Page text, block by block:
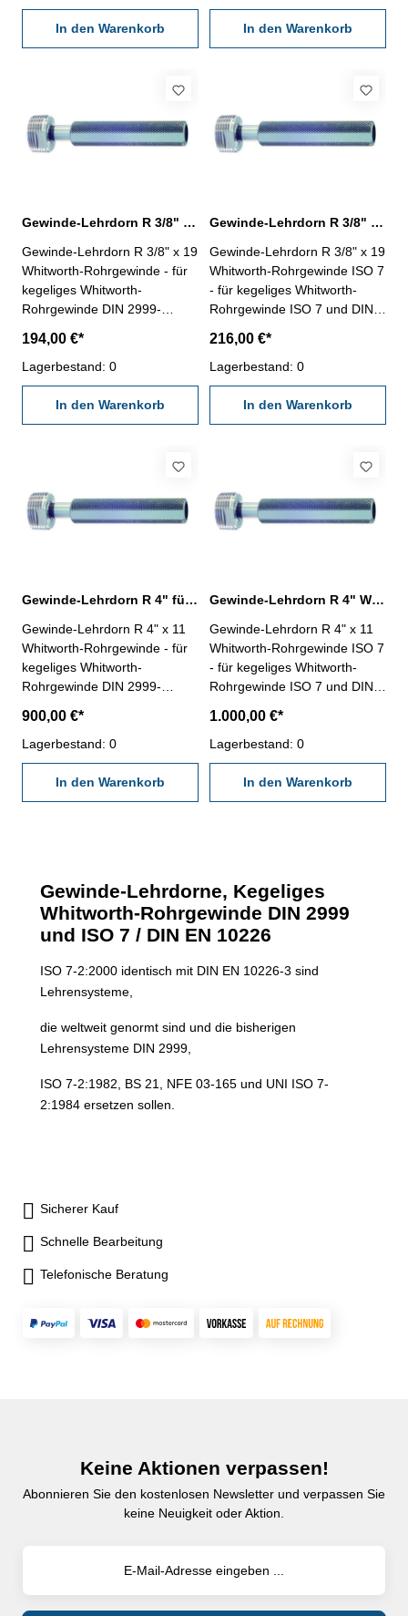
Rp DIN 2999 beschriftet
Nennmaß: R 3/4" x 14
In den Warenkorb
und DIN EN 10226-3 sind mit
ISO 7 Rc/Rp Nr. 1 beschriftet
Nennmaß: R 3/4" x 14
In den Warenkorb
Gewinde-Lehrdorn R 3/8" für Whitworth-Rohrgewinde
Gewinde-Lehrdorn R 3/8" x 19
Whitworth-Rohrgewinde - für
kegeliges Whitworth-
Rohrgewinde DIN 2999-
"Ausschuss"- die
Grenzlehrdorne sind mit GLD-
Rp DIN 2999 beschriftet
Nennmaß: R 3/8" x 19
194,00 €*
Lagerbestand: 0
In den Warenkorb
Gewinde-Lehrdorn R 3/8" Whitworth-Rohrgewinde ISO 7
Gewinde-Lehrdorn R 3/8" x 19
Whitworth-Rohrgewinde ISO 7
- für kegeliges Whitworth-
Rohrgewinde ISO 7 und DIN
"Gut" und "Ausschuss"- die
Grenzlehrdorne ISO 7-2:2000
und DIN EN 10226-3 sind mit
ISO 7 Rc/Rp Nr. 1 beschriftet
Nennmaß: R 3/8" x 19
216,00 €*
Lagerbestand: 0
In den Warenkorb
Gewinde-Lehrdorn R 4" für Whitworth-Rohrgewinde
Gewinde-Lehrdorn R 4" x 11
Whitworth-Rohrgewinde - für
kegeliges Whitworth-
Rohrgewinde DIN 2999-
"Ausschuss"- die
Grenzlehrdorne sind mit GLD-
Rp DIN 2999 beschriftet
Nennmaß: R 4" x 11
900,00 €*
Lagerbestand: 0
In den Warenkorb
Gewinde-Lehrdorn R 4" Whitworth-Rohrgewinde ISO 7
Gewinde-Lehrdorn R 4" x 11
Whitworth-Rohrgewinde ISO 7
- für kegeliges Whitworth-
Rohrgewinde ISO 7 und DIN
"Gut" und "Ausschuss"- die
Grenzlehrdorne ISO 7-2:2000
und DIN EN 10226-3 sind mit
ISO 7 Rc/Rp Nr. 1 beschriftet
Nennmaß: R 4" x 11
1.000,00 €*
Lagerbestand: 0
In den Warenkorb
Gewinde-Lehrdorne, Kegeliges
Whitworth-Rohrgewinde DIN 2999
und ISO 7 / DIN EN 10226
ISO 7-2:2000 identisch mit DIN EN 10226-3 sind
Lehrensysteme,
die weltweit genormt sind und die bisherigen
Lehrensysteme DIN 2999,
ISO 7-2:1982, BS 21, NFE 03-165 und UNI ISO 7-
2:1984 ersetzen sollen.
Sicherer Kauf
Schnelle Bearbeitung
Telefonische Beratung
Keine Aktionen verpassen!
Abonnieren Sie den kostenlosen Newsletter und verpassen Sie
keine Neuigkeit oder Aktion.